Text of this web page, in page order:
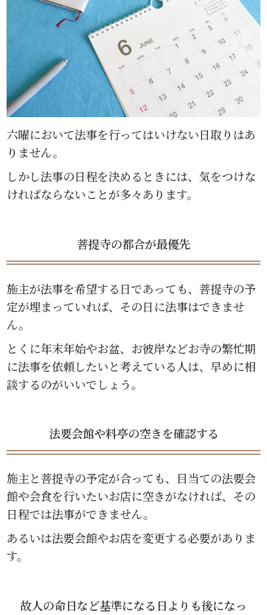
六曜において法事を行ってはいけない日取りはあ
りません。
しかし法事の日程を決めるときには、気をつけな
ければならないことが多々あります。
菩提寺の都合が最優先
施主が法事を希望する日であっても、菩提寺の予
定が埋まっていれば、その日に法事はできませ
ん。
とくに年末年始やお盆、お彼岸などお寺の繁忙期
に法事を依頼したいと考えている人は、早めに相
談するのがいいでしょう。
法要会館や料亭の空きを確認する
施主と菩提寺の予定が合っても、目当ての法要会
館や会食を行いたいお店に空きがなければ、その
日程では法事ができません。
あるいは法要会館やお店を変更する必要がありま
す。
故人の命日など基準になる日よりも後になっ